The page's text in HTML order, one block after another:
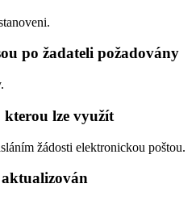
po žadateli požadovány
kterou lze využít
žádosti elektronickou poštou.